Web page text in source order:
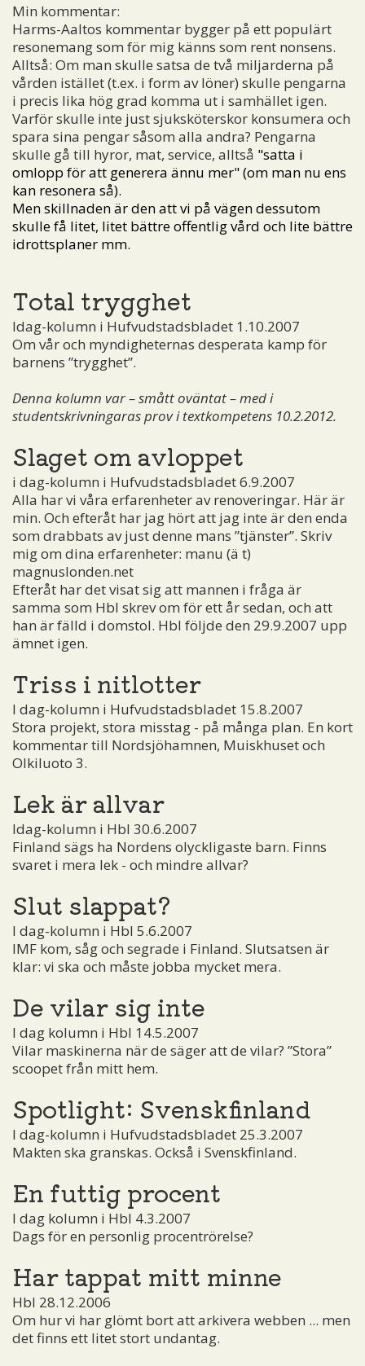
Min kommentar:
Harms-Aaltos kommentar bygger på ett populärt
resonemang som för mig känns som rent nonsens.
Alltså: Om man skulle satsa de två miljarderna på
vården istället (t.ex. i form av löner) skulle pengarna
i precis lika hög grad komma ut i samhället igen.
Varför skulle inte just sjuksköterskor konsumera och
spara sina pengar såsom alla andra? Pengarna
skulle gå till hyror, mat, service, alltså "satta i
omlopp för att generera ännu mer" (om man nu ens
kan resonera så).
Men skillnaden är den att vi på vägen dessutom
skulle få litet, litet bättre offentlig vård och lite bättre
idrottsplaner mm.
Total trygghet
Idag-kolumn i Hufvudstadsbladet 1.10.2007
Om vår och myndigheternas desperata kamp för
barnens ”trygghet”.
Denna kolumn var – smått oväntat – med i
studentskrivningaras prov i textkompetens 10.2.2012.
Slaget om avloppet
i dag-kolumn i Hufvudstadsbladet 6.9.2007
Alla har vi våra erfarenheter av renoveringar. Här är
min. Och efteråt har jag hört att jag inte är den enda
som drabbats av just denne mans ”tjänster”. Skriv
mig om dina erfarenheter: manu (ä t)
magnuslonden.net
Efteråt har det visat sig att mannen i fråga är
samma som Hbl skrev om för ett år sedan, och att
han är fälld i domstol. Hbl följde den 29.9.2007 upp
ämnet igen.
Triss i nitlotter
I dag-kolumn i Hufvudstadsbladet 15.8.2007
Stora projekt, stora misstag - på många plan. En kort
kommentar till Nordsjöhamnen, Muiskhuset och
Olkiluoto 3.
Lek är allvar
Idag-kolumn i Hbl 30.6.2007
Finland sägs ha Nordens olyckligaste barn. Finns
svaret i mera lek - och mindre allvar?
Slut slappat?
I dag-kolumn i Hbl 5.6.2007
IMF kom, såg och segrade i Finland. Slutsatsen är
klar: vi ska och måste jobba mycket mera.
De vilar sig inte
I dag kolumn i Hbl 14.5.2007
Vilar maskinerna när de säger att de vilar? ”Stora”
scoopet från mitt hem.
Spotlight: Svenskfinland
I dag-kolumn i Hufvudstadsbladet 25.3.2007
Makten ska granskas. Också i Svenskfinland.
En futtig procent
I dag kolumn i Hbl 4.3.2007
Dags för en personlig procentrörelse?
Har tappat mitt minne
Hbl 28.12.2006
Om hur vi har glömt bort att arkivera webben ... men
det finns ett litet stort undantag.